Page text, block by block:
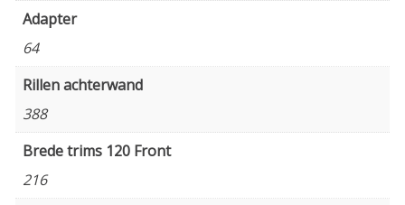
Adapter
64
Rillen achterwand
388
Brede trims 120 Front
216